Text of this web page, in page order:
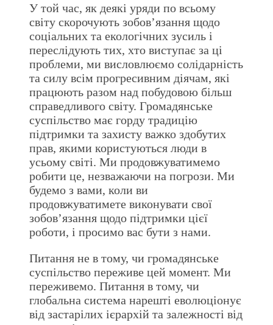
У той час, як деякі уряди по всьому
світу скорочують зобов’язання щодо
соціальних та екологічних зусиль і
переслідують тих, хто виступає за ці
проблеми, ми висловлюємо солідарність
та силу всім прогресивним діячам, які
працюють разом над побудовою більш
справедливого світу. Громадянське
суспільство має горду традицію
підтримки та захисту важко здобутих
прав, якими користуються люди в
усьому світі. Ми продовжуватимемо
робити це, незважаючи на погрози. Ми
будемо з вами, коли ви
продовжуватимете виконувати свої
зобов’язання щодо підтримки цієї
роботи, і просимо вас бути з нами.
Питання не в тому, чи громадянське
суспільство переживе цей момент. Ми
переживемо. Питання в тому, чи
глобальна система нарешті еволюціонує
від застарілих ієрархій та залежності від